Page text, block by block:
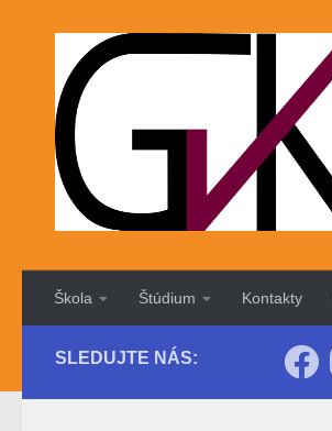
Preskočiť na obsah
Škola Štúdium Kontakty
SLEDUJTE NÁS: